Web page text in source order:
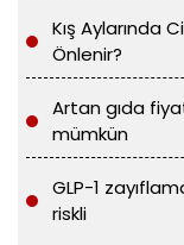
Kış Aylarında
Önlenir?
Artan gıda
mümkün
GLP-1
riskli